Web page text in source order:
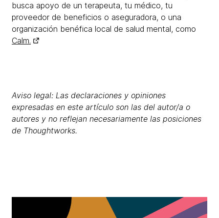
busca apoyo de un terapeuta, tu médico, tu
proveedor de beneficios o aseguradora, o una
organización benéfica local de salud mental, como
Calm.
Aviso legal: Las declaraciones y opiniones
expresadas en este artículo son las del autor/a o
autores y no reflejan necesariamente las posiciones
de Thoughtworks.